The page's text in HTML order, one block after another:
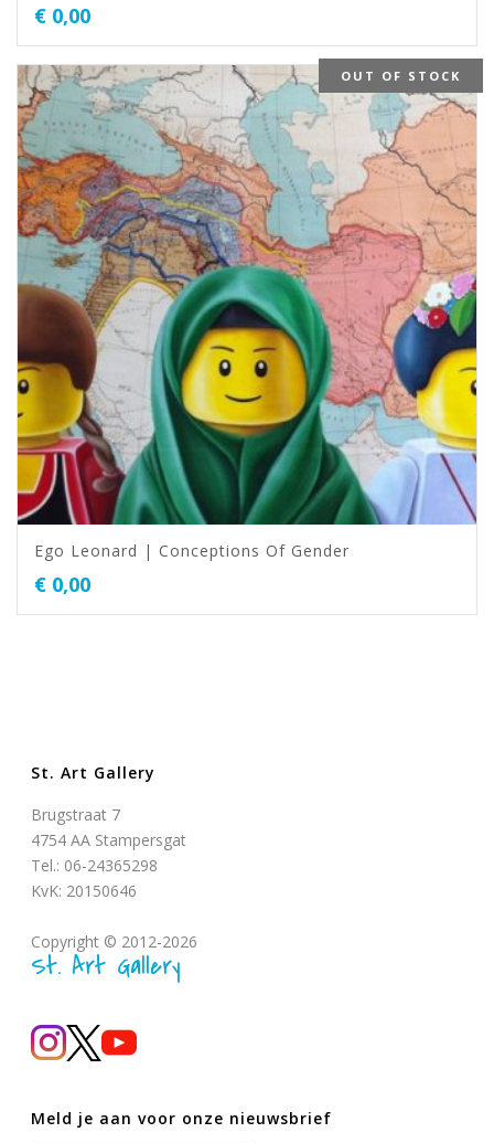
€ 0,00
OUT OF STOCK
Ego Leonard | Conceptions Of Gender
€ 0,00
St. Art Gallery
Brugstraat 7
4754 AA Stampersgat
Tel.: 06-24365298
KvK: 20150646
Copyright © 2012-2026
St. Art Gallery
Meld je aan voor onze nieuwsbrief